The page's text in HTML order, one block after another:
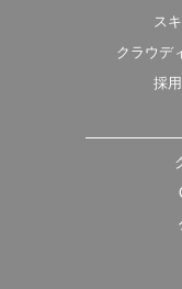
ス
クラウデ
採